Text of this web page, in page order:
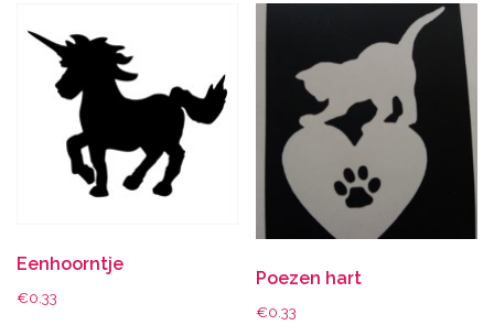
Eenhoorntje
€0.33
Poezen hart
€0.33